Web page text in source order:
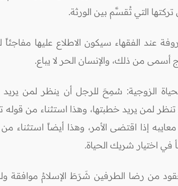
التي تُقسَّم بين الورثة.
عند الفقهاء سيكون الاطلاع عليها
من ذلك، والإنسان الحر لا يباع.
الزوجية: سُمِحَ للرجل أن ينظر لمن
في اختيار شريك الحياة.
من رضا الطرفين شَرَطَ الإسلامُ موافقة ولي